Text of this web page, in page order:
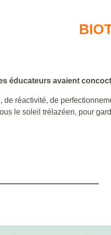
éducateurs avaient
de réactivité, de
le soleil trélazéen, pour